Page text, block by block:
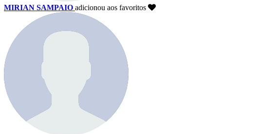
MIRIAN SAMPAIO adicionou aos favoritos